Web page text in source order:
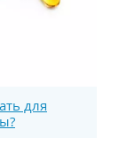
для